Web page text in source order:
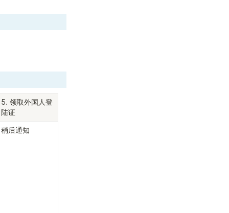
5. 领取外国人登
陆证
稍后通知